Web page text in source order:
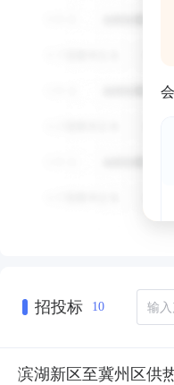
招投标 10
滨湖新区至冀州区供